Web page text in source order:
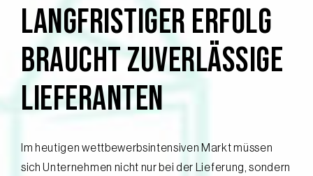
LANGFRISTIGER ERFOLG
BRAUCHT ZUVERLÄSSIGE
LIEFERANTEN
Im heutigen wettbewerbsintensiven Markt müssen
sich Unternehmen nicht nur bei der Lieferung, sondern